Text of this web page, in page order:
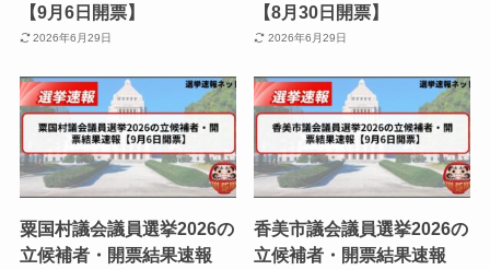
【9月6日開票】
2026年6月29日
【8月30日開票】
2026年6月29日
粟国村議会議員選挙2026の
立候補者・開票結果速報
香美市議会議員選挙2026の
立候補者・開票結果速報